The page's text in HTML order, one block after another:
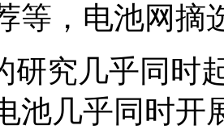
等，电池网摘
研究几乎同时
池几乎同时开